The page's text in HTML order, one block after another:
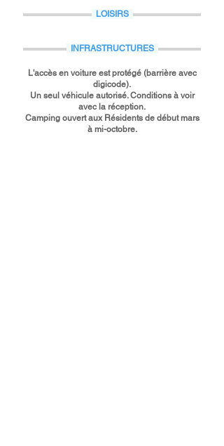
LOISIRS
INFRASTRUCTURES
L'accès en voiture est protégé (barrière avec
digicode).
Un seul véhicule autorisé. Conditions à voir
avec la réception.
Camping ouvert aux Résidents de début mars
à mi-octobre.